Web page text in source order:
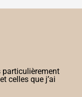
particulièrement
celles que j’ai